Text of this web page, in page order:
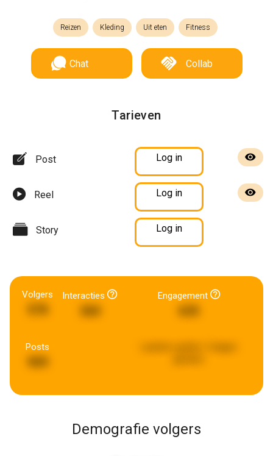
Reizen Kleding Uit eten Fitness
Chat Collab
Tarieven
Post Log in
Reel Log in
Story Log in
Volgers Interacties
360
Engagement
Posts
Demografie volgers